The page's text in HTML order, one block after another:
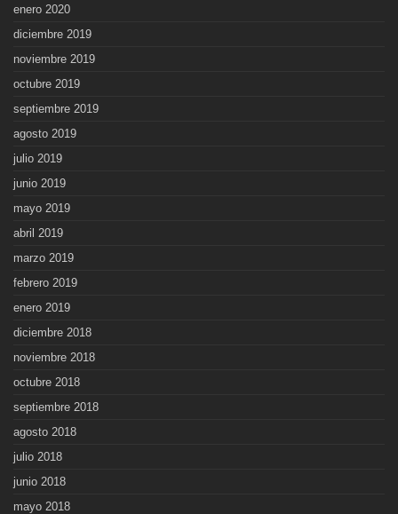
enero 2020
diciembre 2019
noviembre 2019
octubre 2019
septiembre 2019
agosto 2019
julio 2019
junio 2019
mayo 2019
abril 2019
marzo 2019
febrero 2019
enero 2019
diciembre 2018
noviembre 2018
octubre 2018
septiembre 2018
agosto 2018
julio 2018
junio 2018
mayo 2018